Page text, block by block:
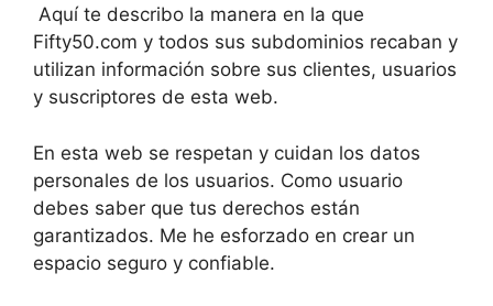
Aquí te describo la manera en la que
Fifty50.com y todos sus subdominios recaban y
utilizan información sobre sus clientes, usuarios
y suscriptores de esta web.
En esta web se respetan y cuidan los datos
personales de los usuarios. Como usuario
debes saber que tus derechos están
garantizados. Me he esforzado en crear un
espacio seguro y confiable.